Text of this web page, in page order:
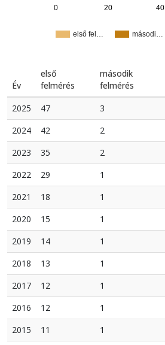
első fel… másodi…
0 20 40
Év
első
felmérés
második
felmérés
2025
47 3
2024
42 2
2023
35 2
2022
29 1
2021
18 1
2020
15 1
2019
14 1
2018
13 1
2017
12 1
2016
12 1
2015
11 1